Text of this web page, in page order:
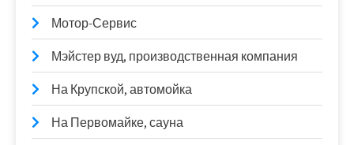
Мотор-Сервис
Мэйстер вуд, производственная компания
На Крупской, автомойка
На Первомайке, сауна